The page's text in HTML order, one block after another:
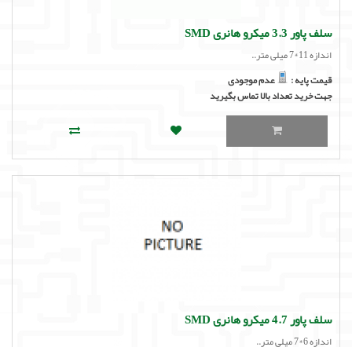
سلف پاور 3.3 میکرو هانری SMD
اندازه 11*7 میلی متر..
قیمت پایه :
عدم موجودی
جهت خرید تعداد بالا تماس بگیرید
سلف پاور 4.7 میکرو هانری SMD
اندازه 6*7 میلی متر..